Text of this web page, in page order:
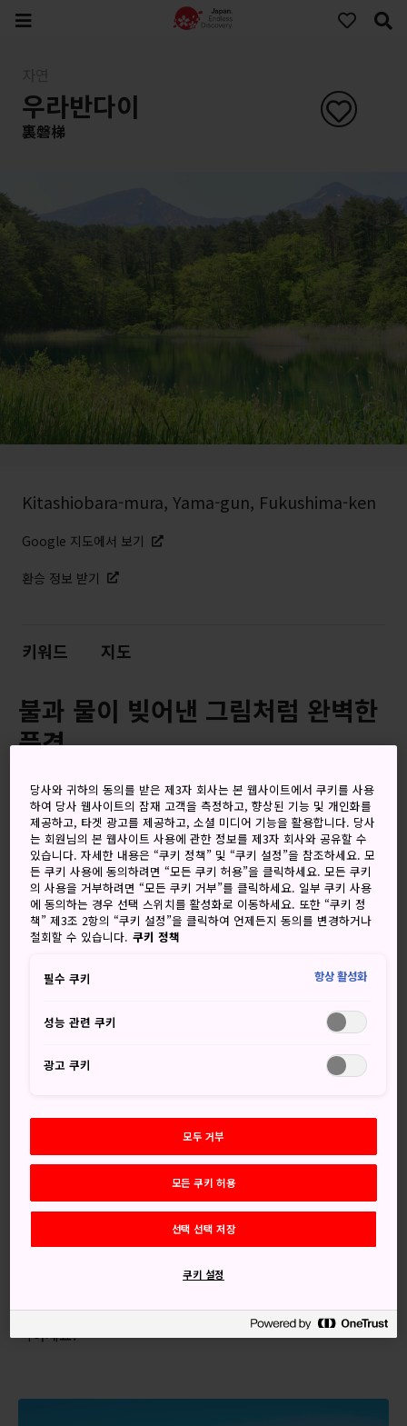
우라반다이
裏磐梯
Kitashiobara-mura, Yama-gun, Fukushima-ken
Google 지도에서 보기
환승 정보 받기
키워드 지도
불과 물이 빚어낸 그림처럼 완벽한
풍경
우라반다이의 고원은후쿠시마현
최고의 아름다운 경치와
스키장을 자랑하는 곳입니다. 웅장한 산이 액자처럼 호수를 둘
러싼 멋진 풍경을 잔뜩 담아가고 싶어질 테니 카메라를 꼭 챙
기세요.
놓치지 마세요
오색 호수라는 뜻의 고시키누마 하이킹 트레일
오시는 길
우라반다이 지방은후쿠시마현
북쪽에 위치하며, 자동차나
기차로 이동하는 것이 편리합니다.
도쿄에서 JR 도호쿠 신칸센을 타고 고리야마까지 갑니다(80
분 소요). 여기서 JR 반에쓰사이선을 타고 이나와시로역까지
이동합니다(35분 소요). 이나와시로역에서 우라반다이 도심까
반다이산 골드라인과 같이 근방의 경치 좋은 드라이브 코스를
택하세요.
당사와 귀하의 동의를 받은 제3자 회사는 본 웹사이트에서 쿠키를 사용
하여 당사 웹사이트의 잠재 고객을 측정하고, 향상된 기능 및 개인화를
제공하고, 타겟 광고를 제공하고, 소셜 미디어 기능을 활용합니다. 당사
는 회원님의 본 웹사이트 사용에 관한 정보를 제3자 회사와 공유할 수
있습니다. 자세한 내용은 “쿠키 정책” 및 “쿠키 설정”을 참조하세요. 모
든 쿠키 사용에 동의하려면 “모든 쿠키 허용”을 클릭하세요. 모든 쿠키
의 사용을 거부하려면 “모든 쿠키 거부”를 클릭하세요. 일부 쿠키 사용
에 동의하는 경우 선택 스위치를 활성화로 이동하세요. 또한 “쿠키 정
책” 제3조 2항의 “쿠키 설정”을 클릭하여 언제든지 동의를 변경하거나
철회할 수 있습니다. 쿠키 정책
필수 쿠키 항상 활성화
성능 관련 쿠키
광고 쿠키
모두 거부
모든 쿠키 허용
선택 선택 저장
쿠키 설정